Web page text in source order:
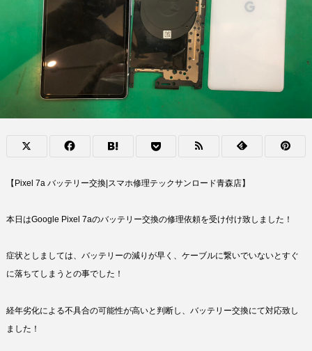
【Pixel 7a バッテリー交換|スマホ修理テックサンロード青森店】
本日はGoogle Pixel 7aのバッテリー交換の修理依頼を受け付け致しました！
症状としましては、バッテリーの減りが早く、ケーブルに繋いでいないとすぐ
に落ちてしまうとの事でした！
経年劣化による不具合の可能性が高いと判断し、バッテリー交換にて対応致し
ました！